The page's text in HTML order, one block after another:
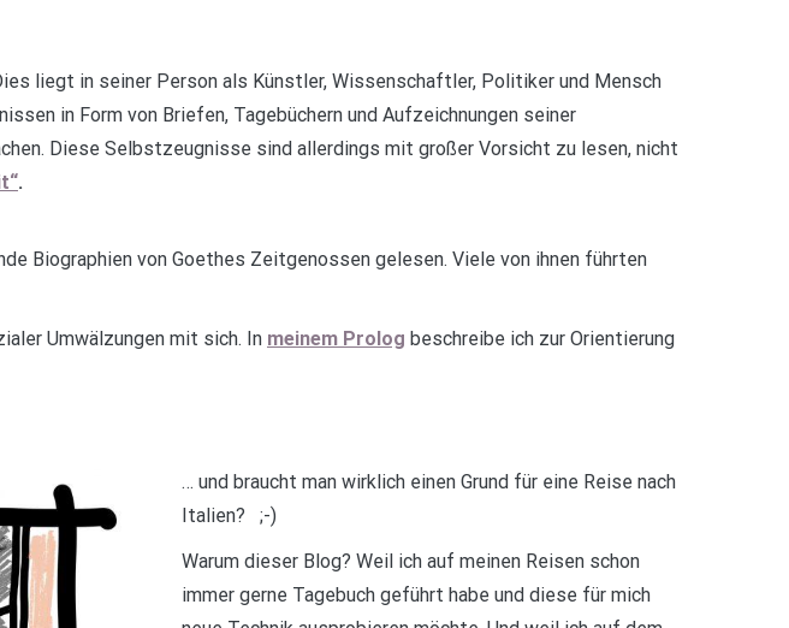
liegt in seiner Person als Künstler, Wissenschaftler, Politiker und Mensch
in Form von Briefen, Tagebüchern und Aufzeichnungen seiner
Diese Selbstzeugnisse sind allerdings mit großer Vorsicht zu lesen, nicht
.
Biographien von Goethes Zeitgenossen gelesen. Viele von ihnen führten
Umwälzungen mit sich. In meinem Prolog beschreibe ich zur Orientierung
… und braucht man wirklich einen Grund für eine Reise nach
Italien? ;-)
Warum dieser Blog? Weil ich auf meinen Reisen schon
immer gerne Tagebuch geführt habe und diese für mich